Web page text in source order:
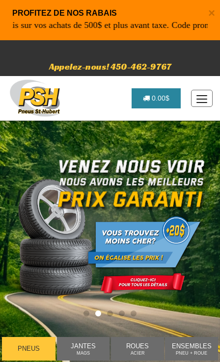
×
PROFITEZ DE NOS RABAIS
vos achats de 500$ et plus avant taxe. Code promo:
Appelez-nous! 450-462-9767
0.00$
PNEUS JANTES
MAGS
ROUES
ACIER
ENSEMBLES
PNEU + ROUE